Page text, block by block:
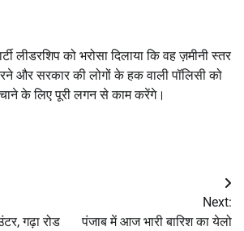
लीडरशिप को भरोसा दिलाया कि वह ज़मीनी स्तर
और सरकार की लोगों के हक वाली पॉलिसी को
के लिए पूरी लगन से काम करेंगे।
गढ़ा रोड
Next:
पंजाब में आज भारी बारिश का येलो